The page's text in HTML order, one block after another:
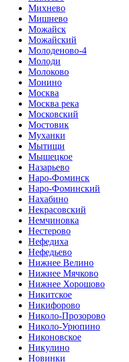
Михнево
Мишнево
Можайск
Можайский
Молоденово-4
Молоди
Молоково
Монино
Москва
Москва река
Московский
Мостовик
Муханки
Мытищи
Мышецкое
Назарьево
Наро-Фоминск
Наро-Фоминский
Нахабино
Некрасовский
Немчиновка
Нестерово
Нефедиха
Нефедьево
Нижнее Велино
Нижнее Мячково
Нижнее Хорошово
Никитское
Никифорово
Николо-Прозорово
Николо-Урюпино
Никоновское
Никулино
Новинки